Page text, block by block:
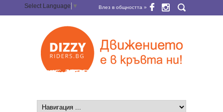
Select Language ▼ Влез в общността »